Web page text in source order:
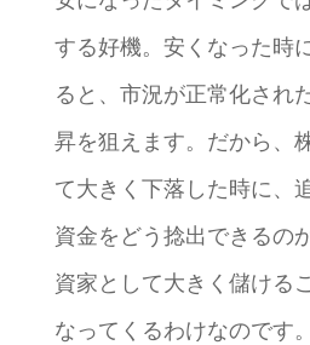
する好機。安くなった時
ると、市況が正常化され
昇を狙えます。だから、
て大きく下落した時に、
資金をどう捻出できるの
資家として大きく儲ける
なってくるわけなのです。